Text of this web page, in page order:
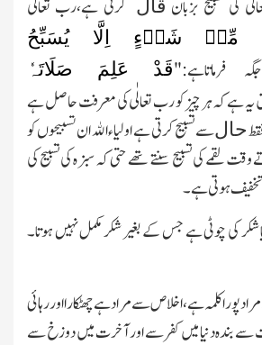
کی تسبیح بزبان قال کرتی ہے،رب تعالٰی
مِّنۡ شَیۡءٍ اِلَّا یُسَبِّحُ
فرماتاہے:"قَدْ عَلِمَ صَلَاتَہٗ
ہے کہ ہر چیز کو رب تعالٰی کی معرفت حاصل ہے
حالسے تسبیح کرتی ہے اولیاءاﷲ ان تسبیحوں کو
وقت لقمے کی تسبیح سنتے تھے حتی کہ سبزہ کی تسبیح کی
ہوتی ہے۔
شکر کی چوٹی ہے جس کے بغیر شکر مکمل نہیں ہوتا۔
پورا کلمہ ہے،اخلاص سے مراد ہے چھٹکارا اور رہائی
سے بندہ دنیا میں کفر سے اور آخرت میں دوزخ سے